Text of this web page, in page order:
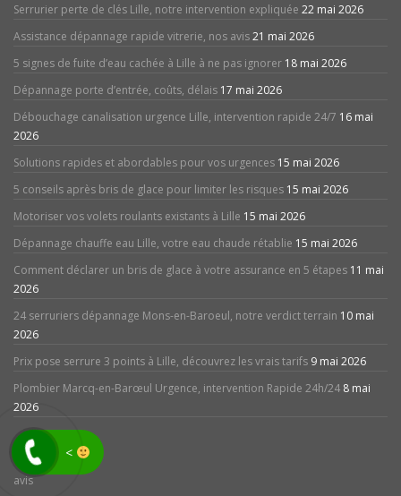
Serrurier perte de clés Lille, notre intervention expliquée 22 mai 2026
Assistance dépannage rapide vitrerie, nos avis21 mai 2026
5 signes de fuite d’eau cachée à Lille à ne pas ignorer 18 mai 2026
Dépannage porte d’entrée, coûts, délais 17 mai 2026
Débouchage canalisation urgence Lille, intervention rapide 24/7 16 mai
2026
Solutions rapides et abordables pour vos urgences 15 mai 2026
5 conseils après bris de glace pour limiter les risques 15 mai 2026
Motoriser vos volets roulants existants à Lille 15 mai 2026
Dépannage chauffe eau Lille, votre eau chaude rétablie 15 mai 2026
Comment déclarer un bris de glace à votre assurance en 5 étapes 11 mai
2026
24 serruriers dépannage Mons-en-Baroeul, notre verdict terrain 10 mai
2026
Prix pose serrure 3 points à Lille, découvrez les vrais tarifs 9 mai 2026
Plombier Marcq-en-Barœul Urgence, intervention Rapide 24h/24 8 mai
2026
avis
<